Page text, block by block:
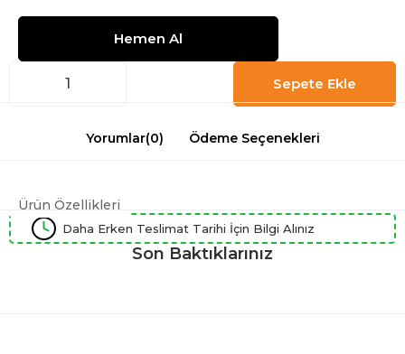
Yorumlar(0) Ödeme Seçenekleri
Ürün Özellikleri
Daha Erken Teslimat Tarihi İçin Bilgi Alınız
Son Baktıklarınız